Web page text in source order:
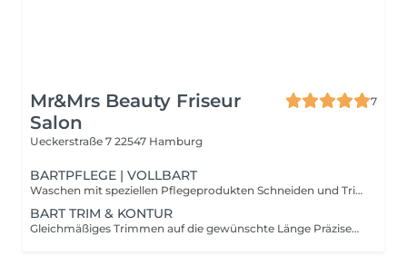
Mr&Mrs‏ Beauty Friseur
Salon
7
Ueckerstraße 7 22547 Hamburg
BARTPFLEGE | VOLLBART
Waschen mit speziellen Pflegeprodukten Schneiden und Trimmen nach Wunschform Konturieren der Ränder an Wangen und Hals Pflege des Bartes und der Haut mit Bartöl oder Balsam Styling für ein gepflegtes Erscheinungsbild
BART TRIM & KONTUR
Gleichmäßiges Trimmen auf die gewünschte Länge Präzises Rasieren der Konturen an Wangen und Hals Anwendung hochwertiger Bartpflegeprodukte Abschließendes Styling für den perfekten Look